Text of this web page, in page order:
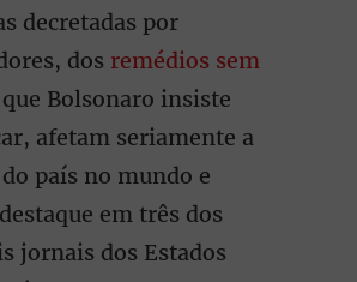
decretadas por
dos remédios sem
que Bolsonaro insiste
afetam seriamente a
país no mundo e
em três dos
jornais dos Estados